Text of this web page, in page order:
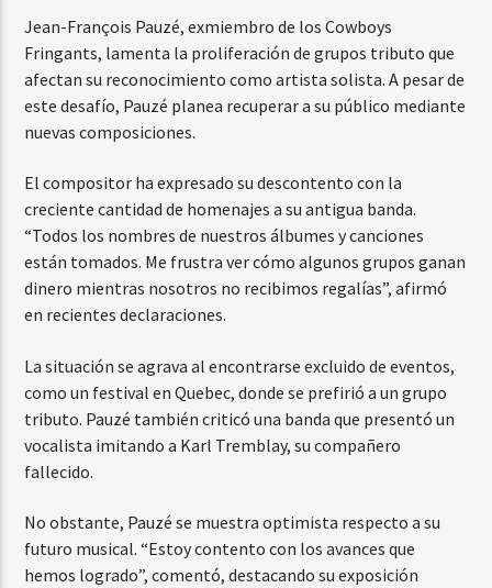
Jean-François Pauzé, exmiembro de los Cowboys
Fringants, lamenta la proliferación de grupos tributo que
afectan su reconocimiento como artista solista. A pesar de
este desafío, Pauzé planea recuperar a su público mediante
nuevas composiciones.
El compositor ha expresado su descontento con la
creciente cantidad de homenajes a su antigua banda.
“Todos los nombres de nuestros álbumes y canciones
están tomados. Me frustra ver cómo algunos grupos ganan
dinero mientras nosotros no recibimos regalías”, afirmó
en recientes declaraciones.
La situación se agrava al encontrarse excluido de eventos,
como un festival en Quebec, donde se prefirió a un grupo
tributo. Pauzé también criticó una banda que presentó un
vocalista imitando a Karl Tremblay, su compañero
fallecido.
No obstante, Pauzé se muestra optimista respecto a su
futuro musical. “Estoy contento con los avances que
hemos logrado”, comentó, destacando su exposición